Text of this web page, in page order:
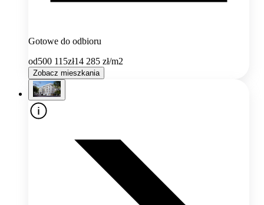
Gotowe do odbioru
od500 115zł14 285 zł/m2
Zobacz mieszkania